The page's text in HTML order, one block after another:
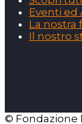
Eventi
La nostra
Il nostro
© Fondazione